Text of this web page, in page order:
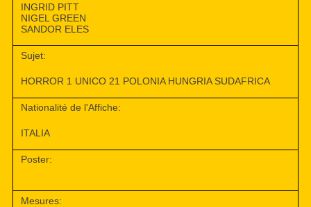
INGRID PITT
NIGEL GREEN
SANDOR ELES
Sujet:
HORROR 1 UNICO 21 POLONIA HUNGRIA SUDAFRICA
Nationalité de l'Affiche:
ITALIA
Poster:
Mesures: